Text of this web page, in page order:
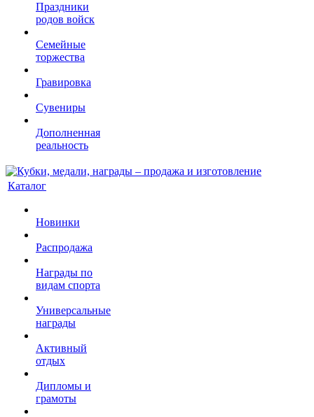
Праздники
родов войск
Семейные
торжества
Гравировка
Сувениры
Дополненная
реальность
Каталог
Новинки
Распродажа
Награды по
видам спорта
Универсальные
награды
Активный
отдых
Дипломы и
грамоты